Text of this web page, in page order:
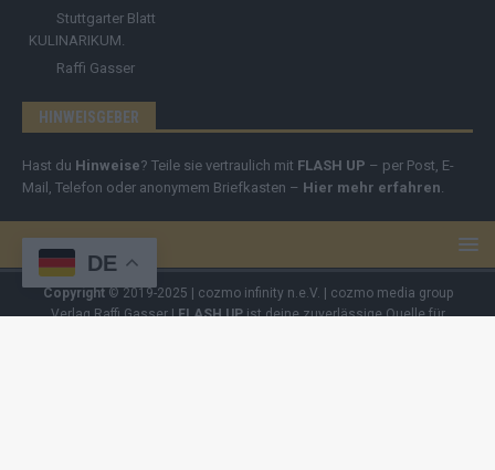
Stuttgarter Blatt
KULINARIKUM.
Raffi Gasser
HINWEISGEBER
Hast du Hinweise? Teile sie vertraulich mit FLASH UP – per Post, E-
Mail, Telefon oder anonymem Briefkasten – Hier mehr erfahren
Copyright© 2019-2025 | cozmo infinity n.e.V. | cozmo media group
Verlag Raffi Gasser |FLASH UPist deine zuverlässige Quelle für
DE